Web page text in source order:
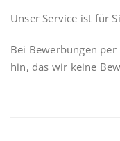
Unser Service ist für
Bei Bewerbungen
hin, das wir keine